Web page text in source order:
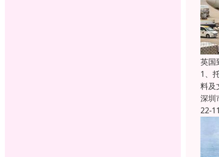
英国
1、
料及
深圳
22-